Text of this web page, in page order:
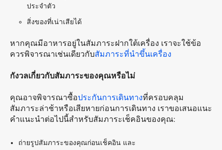
ประจำตัว
สิ่งของที่เน่าเสียได้
หากคุณมีอาหารอยู่ในสัมภาระฝากใต้เครื่อง เราจะใช้ข้อ
ควรพิจารณาเช่นเดียวกับสัมภาระที่นำขึ้นเครื่อง
กังวลเกี่ยวกับสัมภาระของคุณหรือไม่
คุณอาจพิจารณาซื้อประกันการเดินทางที่ครอบคลุม
สัมภาระล่าช้าหรือเสียหายก่อนการเดินทาง เราขอเสนอแนะ
คำแนะนำต่อไปนี้สำหรับสัมภาระเช็คอินของคุณ:
ถ่ายรูปสัมภาระของคุณก่อนเช็คอิน และ